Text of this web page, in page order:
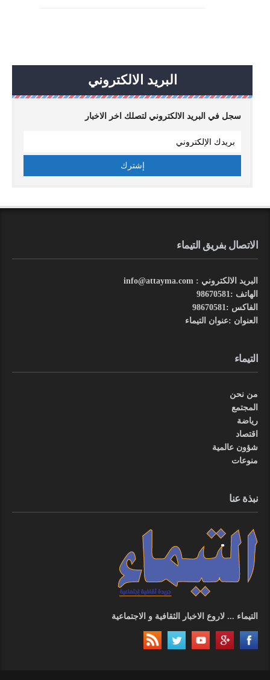
البريد الالكتروني
سجل في البريد الالكتروني لتصلك اخر الاخبار
الاتصال بفريق التيماء
البريد الالكتروني : info@attayma.com
الهاتف :98670581
الفاكس :98670581
العنوان :عنوان التيماء
التيماء
من نحن
المجتمع
رياضة
اقتصاد
شؤون عالمية
منوعات
نبذة عنا
التيماء ... لاروع الاخبار الثقافية و الاجتماعية